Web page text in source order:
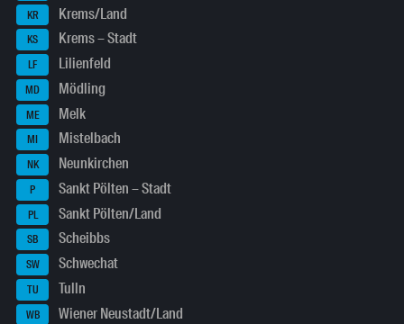
KR Krems/Land
KS Krems – Stadt
LF Lilienfeld
MD Mödling
ME Melk
MI Mistelbach
NK Neunkirchen
P Sankt Pölten – Stadt
PL Sankt Pölten/Land
SB Scheibbs
SW Schwechat
TU Tulln
WB Wiener Neustadt/Land